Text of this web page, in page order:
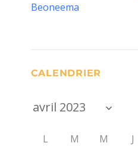
Beoneema
CALENDRIER
L M M J